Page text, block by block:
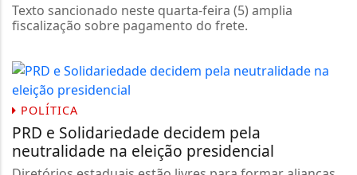
Texto sancionado neste quarta-feira (5) amplia
fiscalização sobre pagamento do frete.
POLÍTICA
PRD e Solidariedade decidem pela
neutralidade na eleição presidencial